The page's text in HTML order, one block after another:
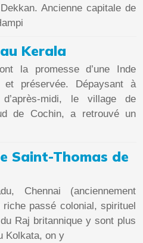
Ancienne capitale de
Kerala
la promesse d’une Inde
et préservée. Dépaysant à
de Cochin, a retrouvé un
Saint-Thomas de
Chennai (anciennement
passé colonial, spirituel
Raj britannique y sont plus
Kolkata, on y